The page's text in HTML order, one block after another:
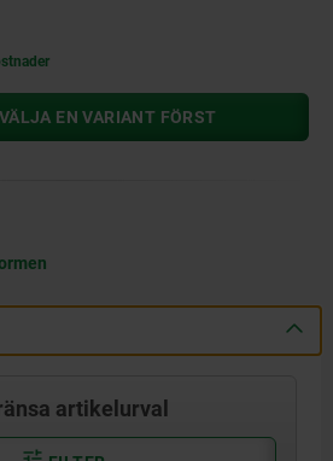
EN VARIANT FÖRST
artikelurval